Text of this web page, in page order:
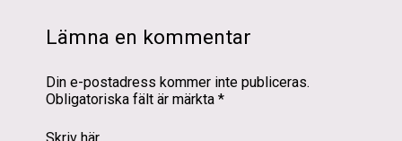
Lämna en kommentar
Din e-postadress kommer inte publiceras.
Obligatoriska fält är märkta *